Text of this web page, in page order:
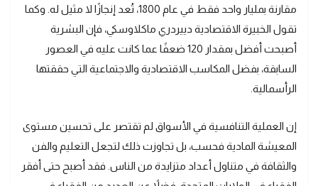
مقارنة بمليار واحد فقط في عام 1800، تُعد إنجازًا لا مثيل له. وكما
تقول الخبيرة الاقتصادية دييردري ماكلاوسكي، فإن البشرية
أصبحت أفضل بمقدار 120 ضعفًا عما كانت عليه في العصور
السابقة، بفضل المكاسب الاقتصادية والاجتماعية التي حققتها
الرأسمالية.
إن العملية التنافسية في الأسواق لم تقتصر على تحسين مستوى
المعيشة المادية فحسب، بل تجاوزت ذلك لتجعل التعليم والفن
والثقافة في متناول أعداد متزايدة من الناس. فقد أصبح حتى أفقر